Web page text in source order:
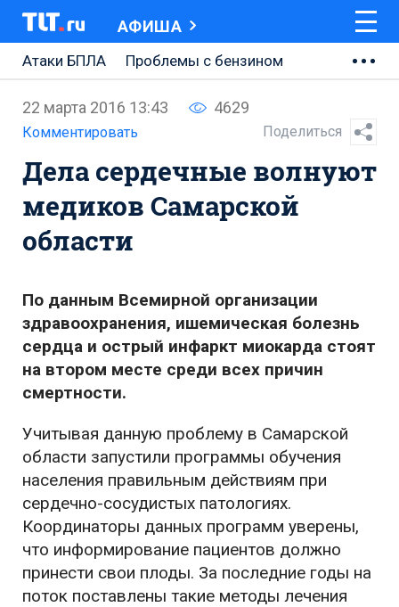
АФИША
Атаки БПЛА
Проблемы с бензином
Ремонт Центральной площади
Ремонт Обводного шоссе
Набережная Тольятти
Неделя Тольятти
22 марта 2016 13:43 4629
Комментировать Поделиться
Дела сердечные волнуют
медиков Самарской
области
По данным Всемирной организации
здравоохранения, ишемическая болезнь
сердца и острый инфаркт миокарда стоят
на втором месте среди всех причин
смертности.
Учитывая данную проблему в Самарской
области запустили программы обучения
населения правильным действиям при
сердечно-сосудистых патологиях.
Координаторы данных программ уверены,
что информирование пациентов должно
принести свои плоды. За последние годы на
поток поставлены такие методы лечения